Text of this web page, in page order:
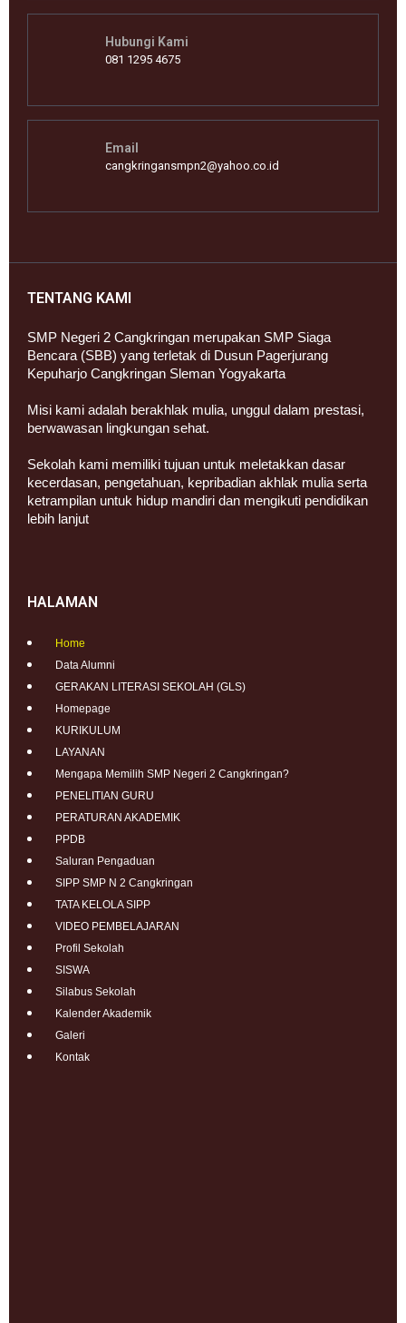
Hubungi Kami
081 1295 4675
Email
cangkringansmpn2@yahoo.co.id
TENTANG KAMI
SMP Negeri 2 Cangkringan merupakan SMP Siaga
Bencara (SBB) yang terletak di Dusun Pagerjurang
Kepuharjo Cangkringan Sleman Yogyakarta
Misi kami adalah berakhlak mulia, unggul dalam prestasi,
berwawasan lingkungan sehat.
Sekolah kami memiliki tujuan untuk meletakkan dasar
kecerdasan, pengetahuan, kepribadian akhlak mulia serta
ketrampilan untuk hidup mandiri dan mengikuti pendidikan
lebih lanjut
HALAMAN
Home
Data Alumni
GERAKAN LITERASI SEKOLAH (GLS)
Homepage
KURIKULUM
LAYANAN
Mengapa Memilih SMP Negeri 2 Cangkringan?
PENELITIAN GURU
PERATURAN AKADEMIK
PPDB
Saluran Pengaduan
SIPP SMP N 2 Cangkringan
TATA KELOLA SIPP
VIDEO PEMBELAJARAN
Profil Sekolah
SISWA
Silabus Sekolah
Kalender Akademik
Galeri
Kontak